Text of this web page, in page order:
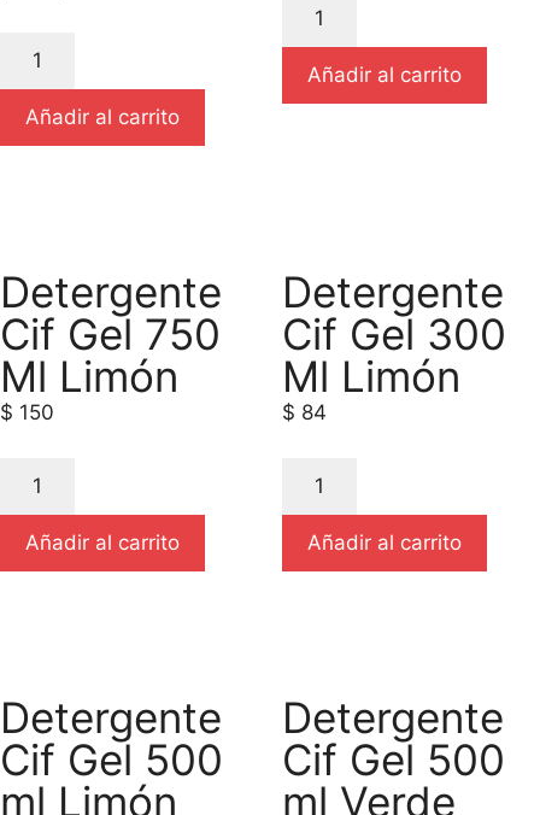
Añadir al carrito
Añadir al carrito
Detergente
Cif Gel 750
Ml Limón
$ 150
Añadir al carrito
Detergente
Cif Gel 300
Ml Limón
$ 84
Añadir al carrito
Detergente
Cif Gel 500
ml Limón
Detergente
Cif Gel 500
ml Verde